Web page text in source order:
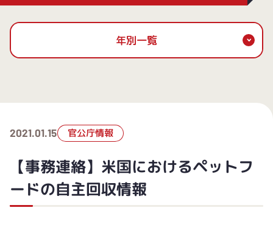
年別一覧
2021.01.15 官公庁情報
【事務連絡】米国におけるペットフ
ードの自主回収情報